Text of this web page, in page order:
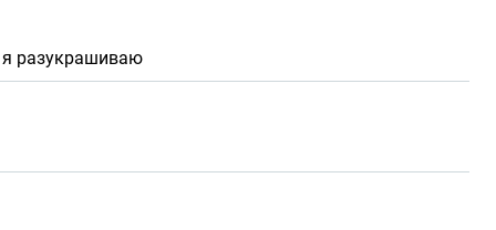
я разукрашиваю